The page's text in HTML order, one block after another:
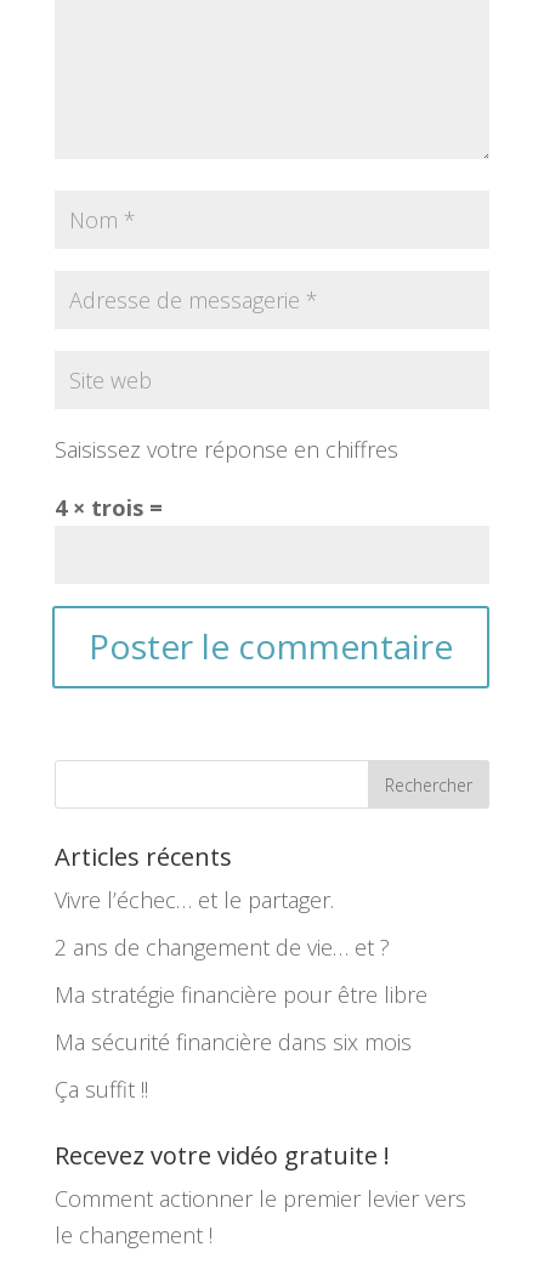
Saisissez votre réponse en chiffres
4 × trois =
Articles récents
Vivre l’échec… et le partager.
2 ans de changement de vie… et ?
Ma stratégie financière pour être libre
Ma sécurité financière dans six mois
Ça suffit !!
Recevez votre vidéo gratuite !
Comment actionner le premier levier vers
le changement !